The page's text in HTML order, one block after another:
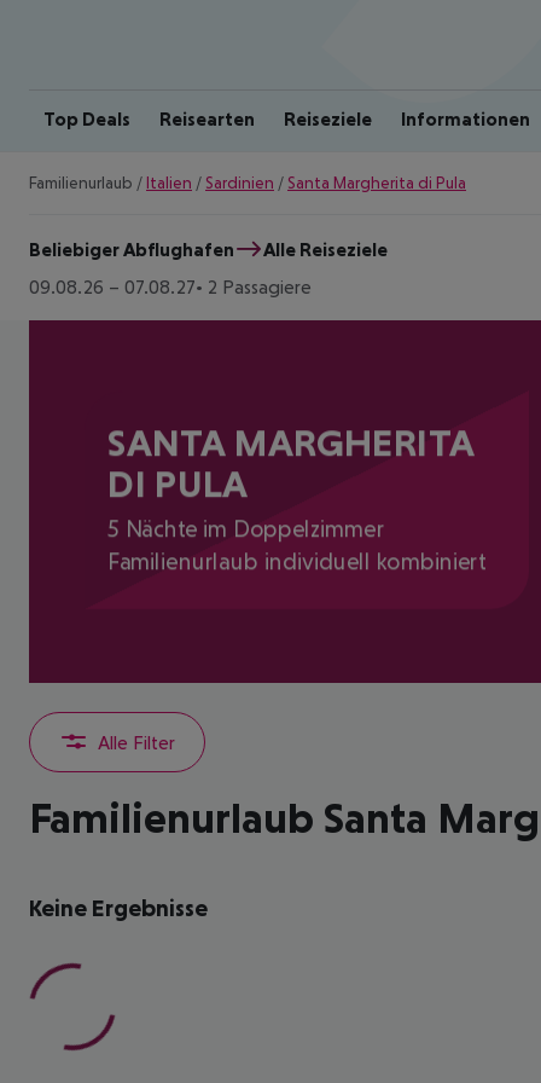
Top Deals Reisearten Reiseziele Informationen
Familienurlaub / Italien / Sardinien / Santa Margherita di Pula
Beliebiger Abflughafen
Alle Reiseziele
09.08.26 – 07.08.27 2 Passagiere
SANTA MARGHERITA
DI PULA
5 Nächte im Doppelzimmer
Familienurlaub individuell kombiniert
Alle Filter
Familienurlaub Santa
Keine Ergebnisse